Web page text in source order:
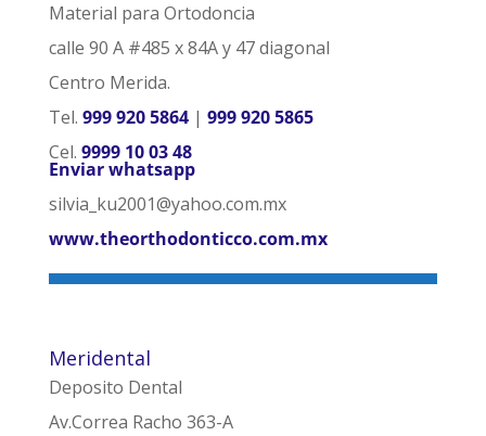
Material para Ortodoncia
calle 90 A #485 x 84A y 47 diagonal
Centro Merida.
Tel. 999 920 5864| 999 920 5865
Cel. 9999 10 03 48
Enviar whatsapp
silvia_ku2001@yahoo.com.mx
www.theorthodonticco.com.mx
Meridental
Deposito Dental
Av.Correa Racho 363-A